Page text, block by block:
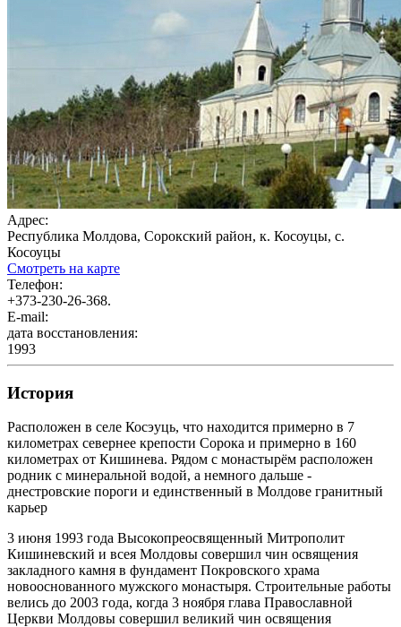
Адрес:
Республика Молдова, Сорокский район, к. Косоуцы, с.
Косоуцы
Смотреть на карте
Телефон:
+373-230-26-368.
E-mail:
дата восстановления:
1993
История
Расположен в селе Косэуць, что находится примерно в 7
километрах севернее крепости Сорока и примерно в 160
километрах от Кишинева. Рядом с монастырём расположен
родник с минеральной водой, а немного дальше -
днестровские пороги и единственный в Молдове гранитный
карьер
3 июня 1993 года Высокопреосвященный Митрополит
Кишиневский и всея Молдовы совершил чин освящения
закладного камня в фундамент Покровского храма
новооснованного мужского монастыря. Строительные работы
велись до 2003 года, когда 3 ноября глава Православной
Церкви Молдовы совершил великий чин освящения